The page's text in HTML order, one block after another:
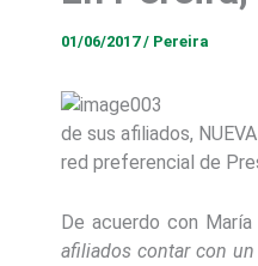
01/06/2017/ Pereira
de sus afiliados,
red preferencial de
De acuerdo con
afiliados contar con